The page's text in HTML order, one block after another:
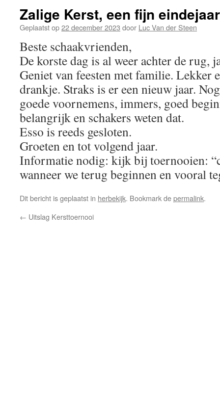
Zalige Kerst, een fijn
Geplaatst op22 december 2023 door Luc Van der Steen
Beste schaakvrienden,
De korste dag is al weer achter de rug,
Geniet van feesten met familie. Lekker
drankje. Straks is er een nieuw jaar.
goede voornemens, immers, goed
belangrijk en schakers weten dat.
Esso is reeds gesloten.
Groeten en tot volgend jaar.
Informatie nodig: kijk bij toernooien:
wanneer we terug beginnen en vooral
Dit bericht is geplaatst in herbekijk. Bookmark depermalink.
← Uitslag Kersttoernooi